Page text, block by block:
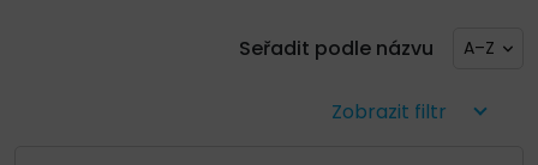
Seřadit podle názvu A–Z
Zobrazit filtr